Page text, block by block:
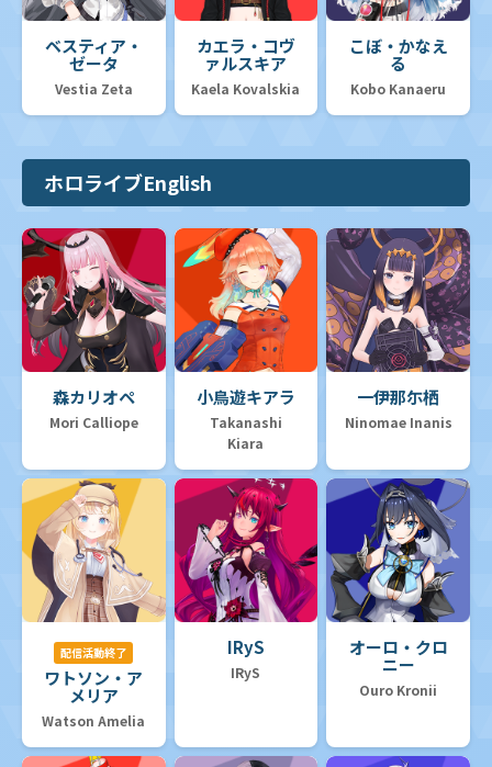
ベスティア・
ゼータ
Vestia Zeta
カエラ・コヴ
ァルスキア
Kaela Kovalskia
こぼ・かなえ
る
Kobo Kanaeru
ホロライブEnglish
森カリオペ
Mori Calliope
小鳥遊キアラ
Takanashi
Kiara
一伊那尓栖
Ninomae Inanis
配信活動終了
ワトソン・ア
メリア
Watson Amelia
IRyS
IRyS
オーロ・クロ
ニー
Ouro Kronii